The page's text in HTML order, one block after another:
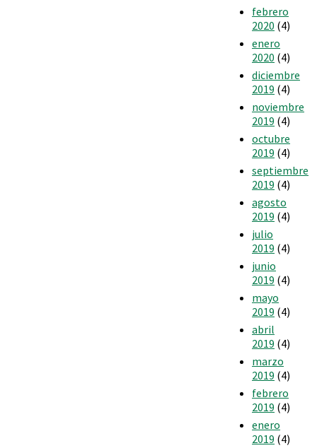
febrero
2020 (4)
enero
2020 (4)
diciembre
2019 (4)
noviembre
2019 (4)
octubre
2019 (4)
septiembre
2019 (4)
agosto
2019 (4)
julio
2019 (4)
junio
2019 (4)
mayo
2019 (4)
abril
2019 (4)
marzo
2019 (4)
febrero
2019 (4)
enero
2019 (4)